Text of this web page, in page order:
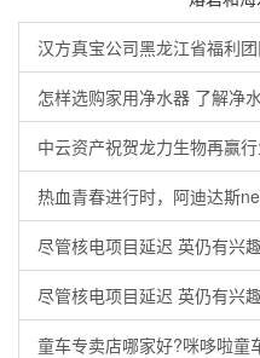
汉方真宝公司黑龙江省福利
怎样选购家用净水器 了解净
中云资产祝贺龙力生物再赢
热血青春进行时，阿迪达斯
尽管核电项目延迟 英仍有兴
尽管核电项目延迟 英仍有兴
童车专卖店哪家好?咪哆啦童